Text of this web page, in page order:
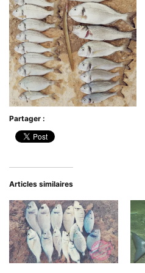
Partager :
Articles similaires